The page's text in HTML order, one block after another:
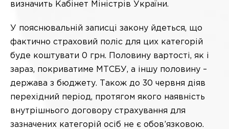
визначить Кабінет Міністрів України.
У пояснювальній записці закону йдеться, що
фактично страховий поліс для цих категорій
буде коштувати 0 грн. Половину вартості, як і
зараз, покриватиме МТСБУ, а іншу половину –
держава з бюджету. Також до 30 червня діяв
перехідний період, протягом якого наявність
внутрішнього договору страхування для
зазначених категорій осіб не є обов’язковою.